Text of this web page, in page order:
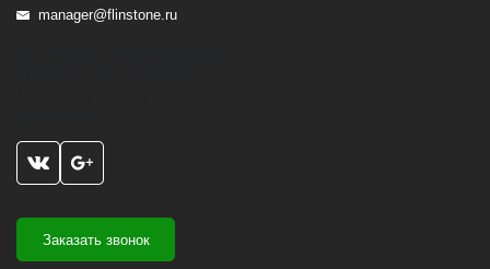
manager@flinstone.ru
Заказать звонок